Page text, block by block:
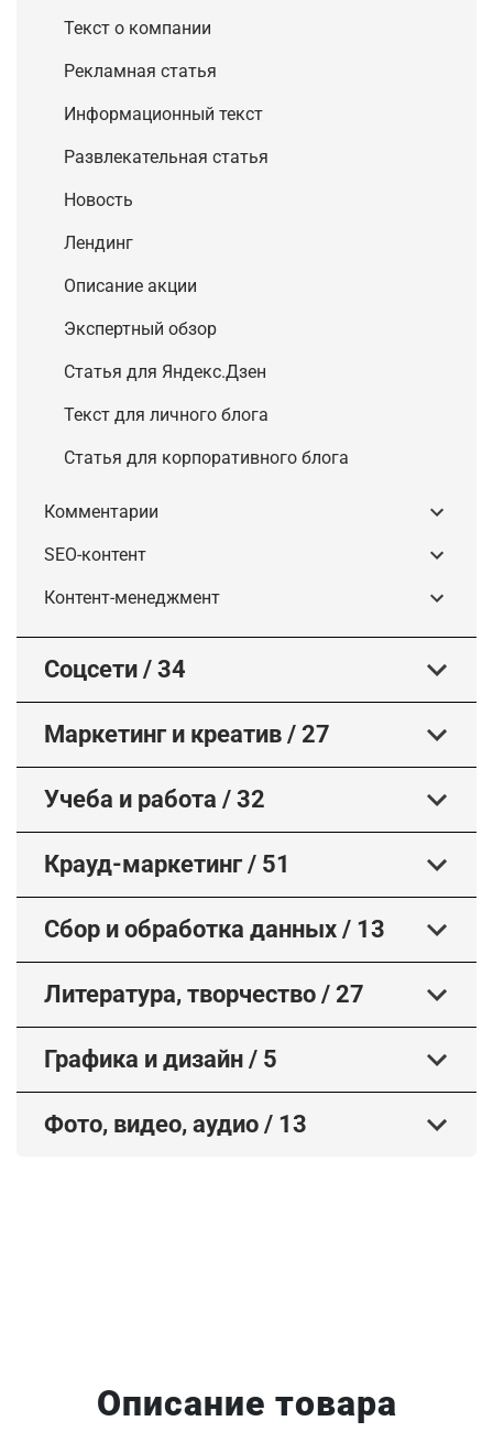
Текст о компании
Рекламная статья
Информационный текст
Развлекательная статья
Новость
Лендинг
Описание акции
Экспертный обзор
Статья для Яндекс.Дзен
Текст для личного блога
Cтатья для корпоративного блога
Комментарии
SEO-контент
Контент-менеджмент
Соцсети / 34
Маркетинг и креатив / 27
Учеба и работа / 32
Крауд-маркетинг / 51
Сбор и обработка данных / 13
Литература, творчество / 27
Графика и дизайн / 5
Фото, видео, аудио / 13
Описание товара